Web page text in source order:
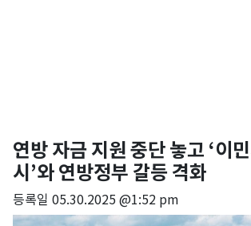
연방 자금 지원 중단 놓고 ‘이
시’와 연방정부 갈등 격화
등록일 05.30.2025 @1:52 pm